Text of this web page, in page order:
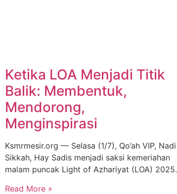
Ketika LOA Menjadi Titik
Balik: Membentuk,
Mendorong,
Menginspirasi
Ksmrmesir.org — Selasa (1/7), Qo’ah VIP, Nadi
Sikkah, Hay Sadis menjadi saksi kemeriahan
malam puncak Light of Azhariyat (LOA) 2025.
Read More »